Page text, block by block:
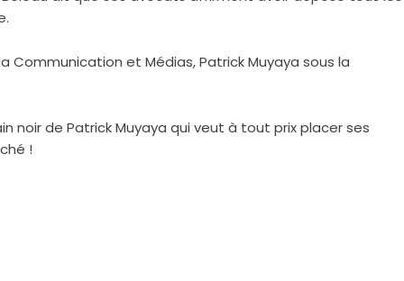
et Médias, Patrick Muyaya sous la
noir de Patrick Muyaya qui veut à tout prix placer ses
!